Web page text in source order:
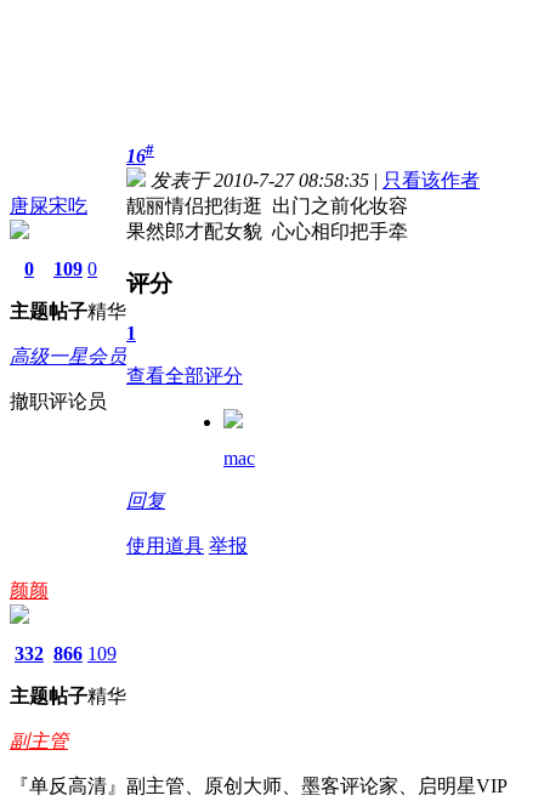
唐屎宋吃
0
主题
109
帖子
0
精华
高级一星会员
撤职评论员
16#
发表于 2010-7-27 08:58:35 | 只看该作者
靓丽情侣把街逛 出门之前化妆容
果然郎才配女貌 心心相印把手牵
评分
1
查看全部评分
mac
回复
使用道具 举报
颜颜
332
主题
866
帖子
109
精华
副主管
『单反高清』副主管、原创大师、墨客评论家、启明星VIP